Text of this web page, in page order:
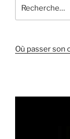
pour
Où passer son